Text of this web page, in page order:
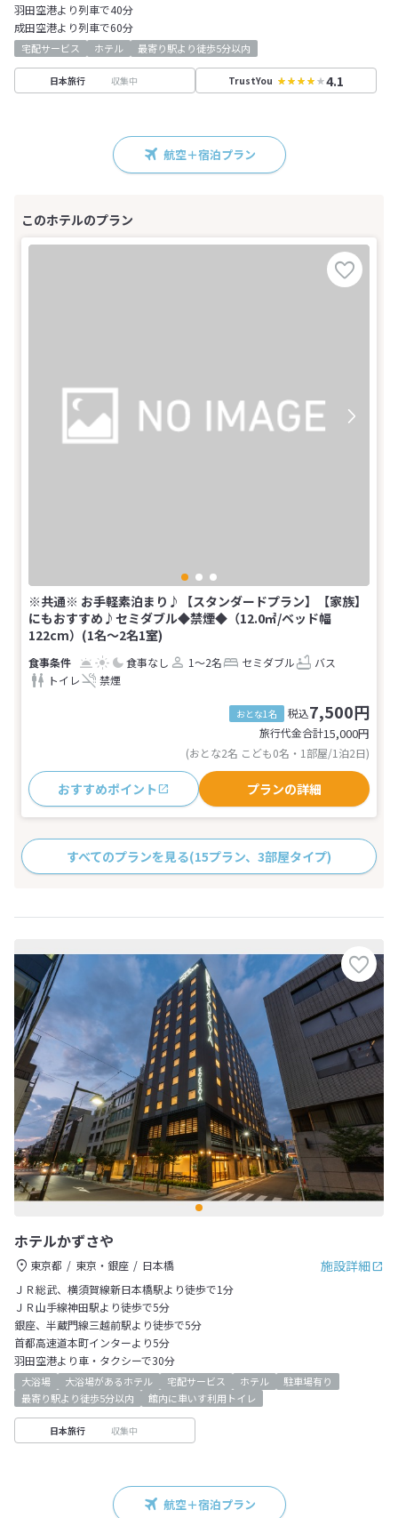
羽田空港より列車で40分
成田空港より列車で60分
宅配サービス ホテル 最寄り駅より徒歩5分以内
日本旅行 収集中 TrustYou 4.1
航空＋宿泊プラン
※共通※ お手軽素泊まり♪【スタンダードプラン】【家族】
にもおすすめ♪セミダブル◆禁煙◆（12.0㎡/ベッド幅
122cm）(1名～2名1室)
食事なし 1～2名 セミダブル
バス
トイレ
禁煙
おとな1名 税込7,500円
旅行代金合計15,000円
(おとな2名 こども0名・1部屋/1泊2日)
おすすめポイント プランの詳細
すべてのプランを見る(15プラン、3部屋タイプ)
ホテルかずさや
施設詳細
東京都 東京・銀座
日本橋
ＪＲ総武、横須賀線新日本橋駅より徒歩で1分
ＪＲ山手線神田駅より徒歩で5分
銀座、半蔵門線三越前駅より徒歩で5分
首都高速道本町インターより5分
羽田空港より車・タクシーで30分
大浴場 大浴場があるホテル 宅配サービス ホテル
駐車場有り
最寄り駅より徒歩5分以内
館内に車いす利用トイレ
日本旅行 収集中
航空＋宿泊プラン